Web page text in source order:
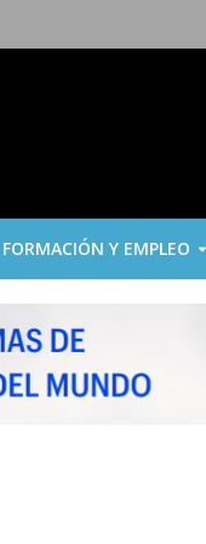
FORMACIÓN Y EMPLEO